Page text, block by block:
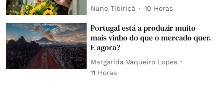
Nuno Tibiriçá 10 Horas
Portugal está a produzir muito
mais vinho do que o mercado quer.
E agora?
Margarida Vaqueiro Lopes
11 Horas